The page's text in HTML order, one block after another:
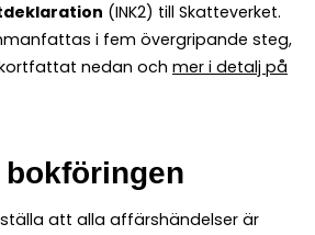
(INK2) till Skatteverket.
i fem övergripande steg,
nedan och mer i detalj på
bokföringen
att alla affärshändelser är